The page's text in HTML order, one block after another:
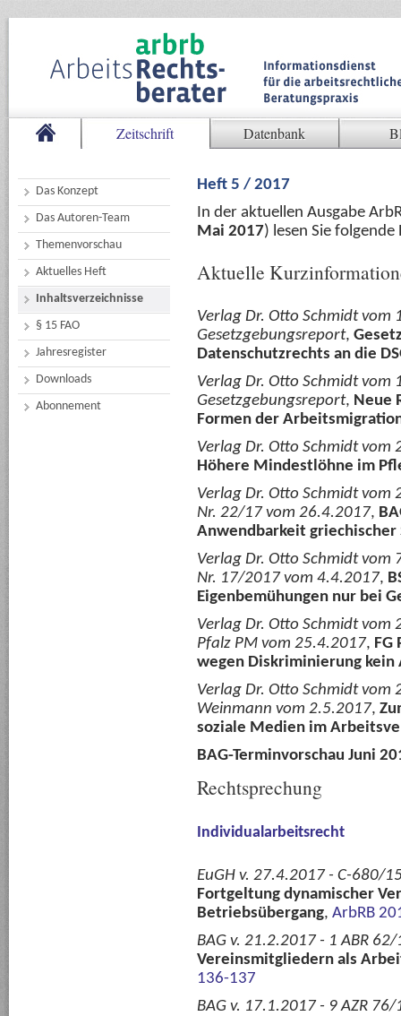
Zeitschrift Datenbank
Das Konzept
Das Autoren-Team
Themenvorschau
Aktuelles Heft
Inhaltsverzeichnisse
§ 15 FAO
Jahresregister
Downloads
Abonnement
Heft 5 / 2017
In der aktuellen Ausgabe
Mai 2017) lesen Sie
Aktuelle
Verlag Dr. Otto Schmidt vom
Gesetzgebungsreport,
Datenschutzrechts an die
Verlag Dr. Otto Schmidt vom
Gesetzgebungsreport, Neue
Formen der
Verlag Dr. Otto Schmidt vom
Höhere Mindestlöhne im
Verlag Dr. Otto Schmidt vom
Nr. 22/17 vom 26.4.2017,
Anwendbarkeit griechischer
Verlag Dr. Otto Schmidt vom
Nr. 17/2017 vom 4.4.2017,
Eigenbemühungen nur bei
Verlag Dr. Otto Schmidt vom
Pfalz PM vom 25.4.2017, FG
wegen Diskriminierung kein
Verlag Dr. Otto Schmidt vom
Weinmann vom 2.5.2017,
soziale Medien im
BAG-Terminvorschau Juni
Rechtsprechung
Individualarbeitsrecht
EuGH v. 27.4.2017 - C-680/
Fortgeltung dynamischer
Betriebsübergang, ArbRB
BAG v. 21.2.2017 - 1 ABR
Vereinsmitgliedern als
136-137
BAG v. 17.1.2017 - 9 AZR